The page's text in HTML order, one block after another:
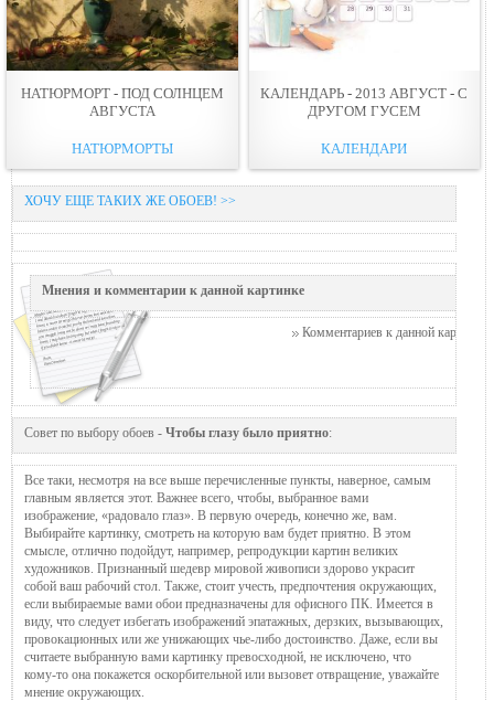
НАТЮРМОРТ - ПОД СОЛНЦЕМ
АВГУСТА
НАТЮРМОРТЫ
КАЛЕНДАРЬ - 2013 АВГУСТ - С
ДРУГОМ ГУСЕМ
КАЛЕНДАРИ
ХОЧУ ЕЩЕ ТАКИХ ЖЕ ОБОЕВ! >>
Мнения и комментарии к данной картинке
Комментариев к данной картинке
Совет по выбору обоев - Чтобы глазу было приятно:
Все таки, несмотря на все выше перечисленные пункты, наверное, самым
главным является этот. Важнее всего, чтобы, выбранное вами
изображение, «радовало глаз». В первую очередь, конечно же, вам.
Выбирайте картинку, смотреть на которую вам будет приятно. В этом
смысле, отлично подойдут, например, репродукции картин великих
художников. Признанный шедевр мировой живописи здорово украсит
собой ваш рабочий стол. Также, стоит учесть, предпочтения окружающих,
если выбираемые вами обои предназначены для офисного ПК. Имеется в
виду, что следует избегать изображений эпатажных, дерзких, вызывающих,
провокационных или же унижающих чье-либо достоинство. Даже, если вы
считаете выбранную вами картинку превосходной, не исключено, что
кому-то она покажется оскорбительной или вызовет отвращение, уважайте
мнение окружающих.